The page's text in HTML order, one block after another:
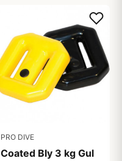
PRO DIVE
Coated Bly 3 kg Gul